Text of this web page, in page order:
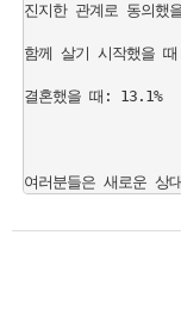
진지한 관계로 동의했
함께 살기 시작했을
결혼했을 때: 13.1%